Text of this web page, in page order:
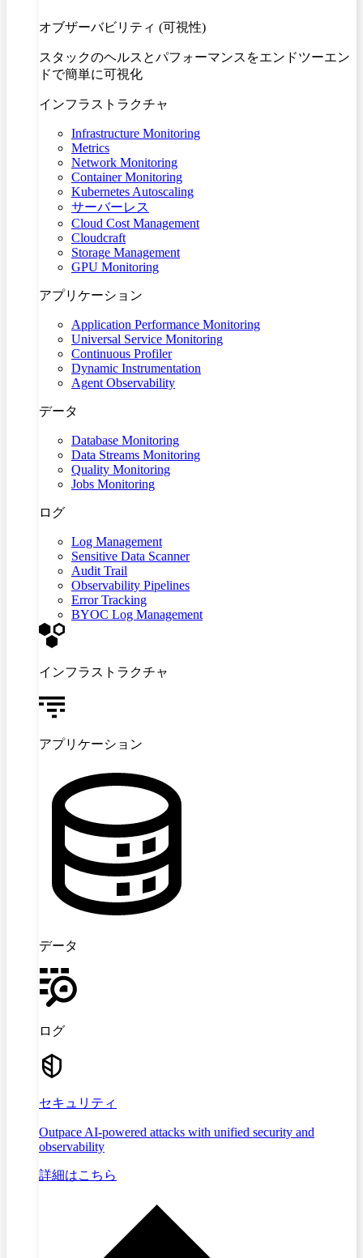
オブザーバビリティ (可視性)
スタックのヘルスとパフォーマンスをエンドツーエン
ドで簡単に可視化
インフラストラクチャ
Infrastructure Monitoring
Metrics
Network Monitoring
Container Monitoring
Kubernetes Autoscaling
サーバーレス
Cloud Cost Management
Cloudcraft
Storage Management
GPU Monitoring
アプリケーション
Application Performance Monitoring
Universal Service Monitoring
Continuous Profiler
Dynamic Instrumentation
Agent Observability
データ
Database Monitoring
Data Streams Monitoring
Quality Monitoring
Jobs Monitoring
ログ
Log Management
Sensitive Data Scanner
Audit Trail
Observability Pipelines
Error Tracking
BYOC Log Management
インフラストラクチャ
アプリケーション
データ
ログ
セキュリティ
Outpace AI-powered attacks with unified security and
observability
詳細はこちら